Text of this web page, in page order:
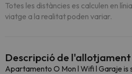
Totes les distàncies es calculen en
viatge a la realitat poden variar.
Descripció de l'allotjament
Apartamento O Mon l Wifi l Garaje is